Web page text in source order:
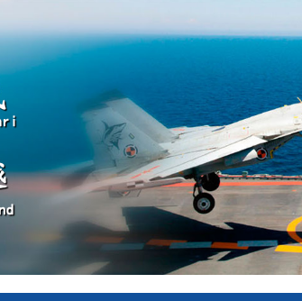
行业资讯